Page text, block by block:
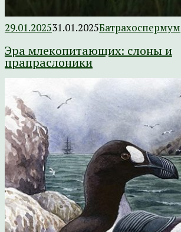
29.01.202531.01.2025Батрахоспермум
Эра млекопитающих: слоны и
прапраслоники